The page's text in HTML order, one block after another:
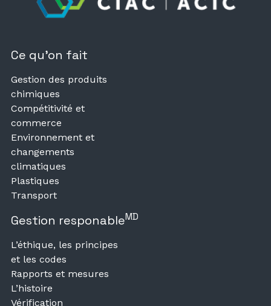
Ce qu’on fait
Gestion des produits
chimiques
Compétitivité et
commerce
Environnement et
changements
climatiques
Plastiques
Transport
Gestion responableMD
L’éthique, les principes
et les codes
Rapports et mesures
L’histoire
Vérification